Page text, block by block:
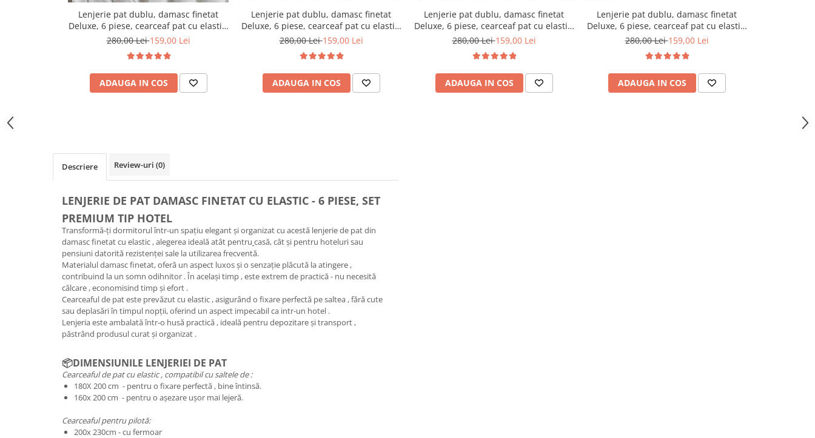
Lenjerie pat dublu, damasc finetat
Deluxe, 6 piese, cearceaf pat cu elastic,
Alb
280,00 Lei159,00 Lei
ADAUGA IN COS
Lenjerie pat dublu, damasc finetat
Deluxe, 6 piese, cearceaf pat cu elastic,
Maro
280,00 Lei159,00 Lei
ADAUGA IN COS
Lenjerie pat dublu, damasc finetat
Deluxe, 6 piese, cearceaf pat cu elastic,
Gri Deschis
280,00 Lei159,00 Lei
ADAUGA IN COS
Lenjerie pat dublu, damasc finetat
Deluxe, 6 piese, cearceaf pat cu elastic,
Gri Inchis
280,00 Lei159,00 Lei
ADAUGA IN COS
Descriere Review-uri (0)
LENJERIE DE PAT DAMASC FINETAT CU ELASTIC - 6 PIESE, SET
PREMIUM TIP HOTEL
Transformă-ți dormitorul într-un spațiu elegant și organizat cu acestă lenjerie de pat din
damasc finetat cu elastic , alegerea ideală atât pentru casă, cât și pentru hoteluri sau
pensiuni datorită rezistenței sale la utilizarea frecventă.
Materialul damasc finetat, oferă un aspect luxos și o senzație plăcută la atingere ,
contribuind la un somn odihnitor . În același timp , este extrem de practică - nu necesită
călcare , economisind timp și efort .
Cearceaful de pat este prevăzut cu elastic , asigurând o fixare perfectă pe saltea , fără cute
sau deplasări în timpul nopții, oferind un aspect impecabil ca intr-un hotel .
Lenjeria este ambalată într-o husă practică , ideală pentru depozitare și transport ,
păstrând produsul curat și organizat .
📦DIMENSIUNILE LENJERIEI DE PAT
Cearceaful de pat cu elastic , compatibil cu saltele de :
180X 200 cm - pentru o fixare perfectă , bine întinsă.
160x 200 cm - pentru o așezare ușor mai lejeră.
Cearceaful pentru pilotă:
200x 230cm - cu fermoar